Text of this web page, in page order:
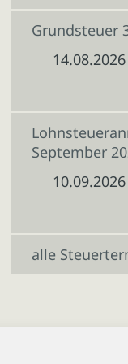
Grundsteuer
14.08.2026
September
10.09.2026
alle